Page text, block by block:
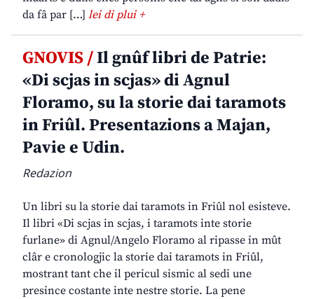
da fâ par […] lei di plui +
GNOVIS /Il gnûf libri de Patrie:
«Di scjas in scjas» di Agnul
Floramo, su la storie dai taramots
in Friûl. Presentazions a Majan,
Pavie e Udin.
Redazion
Un libri su la storie dai taramots in Friûl nol esisteve.
Il libri «Di scjas in scjas, i taramots inte storie
furlane» di Agnul/Angelo Floramo al ripasse in mût
clâr e cronologjic la storie dai taramots in Friûl,
mostrant tant che il pericul sismic al sedi une
presince costante inte nestre storie. La pene